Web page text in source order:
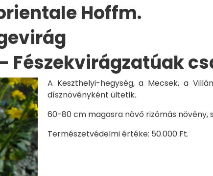
Hoffm.
Fészekvirágzatúak
A Keszthelyi-hegység, a Mecsek, a
dísznövényként ültetik.
60-80 cm magasra növő rizómás növény,
Természetvédelmi értéke: 50.000 Ft.